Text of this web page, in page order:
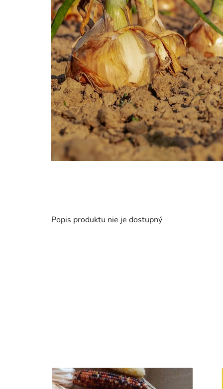
Popis produktu nie je dostupný